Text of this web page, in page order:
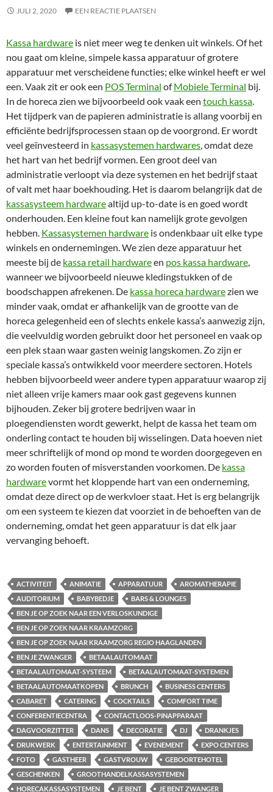
JULI 2, 2020 EEN REACTIE PLAATSEN
Kassa hardware is niet meer weg te denken uit winkels. Of het
nou gaat om kleine, simpele kassa apparatuur of grotere
apparatuur met verscheidene functies; elke winkel heeft er wel
een. Vaak zit er ook een POS Terminal ofMobiele Terminal bij.
In de horeca zien we bijvoorbeeld ook vaak een touch kassa.
Het tijdperk van de papieren administratie is allang voorbij en
efficiënte bedrijfsprocessen staan op de voorgrond. Er wordt
veel geïnvesteerd in kassasystemen hardwares, omdat deze
het hart van het bedrijf vormen. Een groot deel van
administratie verloopt via deze systemen en het bedrijf staat
of valt met haar boekhouding. Het is daarom belangrijk dat de
kassasysteem hardwarealtijd up-to-date is en goed wordt
onderhouden. Een kleine fout kan namelijk grote gevolgen
hebben. Kassasystemen hardware is ondenkbaar uit elke type
winkels en ondernemingen. We zien deze apparatuur het
meeste bij de kassa retail hardwareen pos kassa hardware,
wanneer we bijvoorbeeld nieuwe kledingstukken of de
boodschappen afrekenen. De kassa horeca hardwarezien we
minder vaak, omdat er afhankelijk van de grootte van de
horeca gelegenheid een of slechts enkele kassa’s aanwezig zijn,
die veelvuldig worden gebruikt door het personeel en vaak op
een plek staan waar gasten weinig langskomen. Zo zijn er
speciale kassa’s ontwikkeld voor meerdere sectoren. Hotels
hebben bijvoorbeeld weer andere typen apparatuur waarop zij
niet alleen vrije kamers maar ook gast gegevens kunnen
bijhouden. Zeker bij grotere bedrijven waar in
ploegendiensten wordt gewerkt, helpt de kassa het team om
onderling contact te houden bij wisselingen. Data hoeven niet
meer schriftelijk of mond op mond te worden doorgegeven en
zo worden fouten of misverstanden voorkomen. De kassa
hardwarevormt het kloppende hart van een onderneming,
omdat deze direct op de werkvloer staat. Het is erg belangrijk
om een systeem te kiezen dat voorziet in de behoeften van de
onderneming, omdat het geen apparatuur is dat elk jaar
vervanging behoeft.
ACTIVITEIT ANIMATIE APPARATUUR
AROMATHERAPIE
AUDITORIUM
BABYBEDJE
BARS & LOUNGES
BEN JE OP ZOEK NAAR EEN VERLOSKUNDIGE
BEN JE OP ZOEK NAAR KRAAMZORG
BEN JE OP ZOEK NAAR KRAAMZORG REGIO HAAGLANDEN
BEN JE ZWANGER
BETAALAUTOMAAT
BETAALAUTOMAAT-SYSTEEM
BETAALAUTOMAAT-SYSTEMEN
BETAALAUTOMAATKOPEN
BRUNCH
BUSINESS CENTERS
CABARET
CATERING COCKTAILS
COMFORT TIME
CONFERENTIECENTRA
CONTACTLOOS-PINAPPARAAT
DAGVOORZITTER
DANS DECORATIE DJ
DRANKJES
DRUKWERK
ENTERTAINMENT EVENEMENT
EXPO CENTERS
FOTO
GASTHEER GASTVROUW
GEBOORTEHOTEL
GESCHENKEN
GROOTHANDELKASSASYSTEMEN
HORECAKASSASYSTEMEN
JE BENT JE BENT ZWANGER